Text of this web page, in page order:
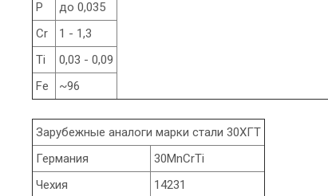
P
до 0,035
Cr
1 - 1,3
Ti
0,03 - 0,09
Fe
~96
Зарубежные аналоги марки стали 30ХГТ
Германия
30MnCrTi
Чехия
14231